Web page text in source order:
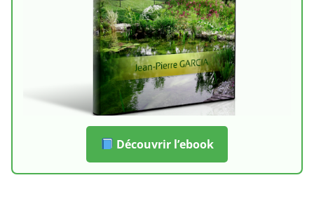
Découvrir l’ebook